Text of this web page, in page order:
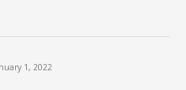
1, 2022